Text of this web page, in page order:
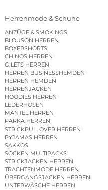
Herrenmode & Schuhe
ANZÜGE & SMOKINGS
BLOUSON HERREN
BOXERSHORTS
CHINOS HERREN
GILETS HERREN
HERREN BUSINESSHEMDEN
HERREN HEMDEN
HERRENJACKEN
HOODIES HERREN
LEDERHOSEN
MÄNTEL HERREN
PARKA HERREN
STRICKPULLOVER HERREN
PYJAMAS HERREN
SAKKOS
SOCKEN MULTIPACKS
STRICKJACKEN HERREN
TRACHTENMODE HERREN
ÜBERGANGSJACKEN HERREN
UNTERWÄSCHE HERREN